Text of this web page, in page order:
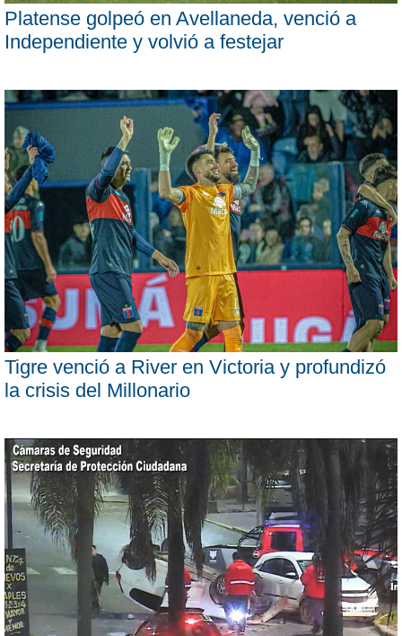
Platense golpeó en Avellaneda, venció a
Independiente y volvió a festejar
Tigre venció a River en Victoria y profundizó
la crisis del Millonario